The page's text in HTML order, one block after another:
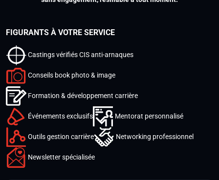
FIGURANTS À VOTRE SERVICE
Castings vérifiés CIS anti-arnaques
Conseils book photo & image
Formation & développement carrière
Événements exclusifs Mentorat personnalisé
Outils gestion carrière Networking professionnel
Newsletter spécialisée